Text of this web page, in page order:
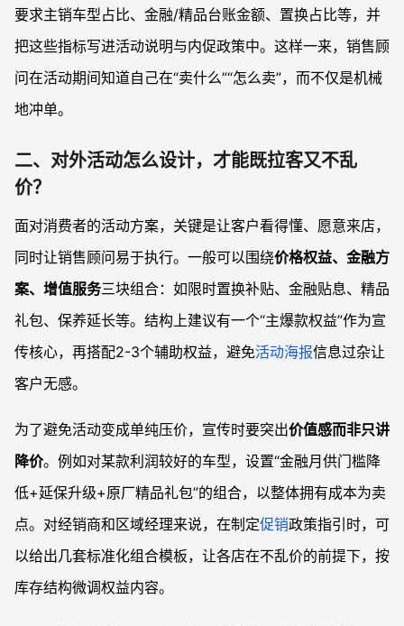
要求主销车型占比、金融/精品台账金额、置换占比等，并
把这些指标写进活动说明与内促政策中。这样一来，销售顾
问在活动期间知道自己在“卖什么”“怎么卖”，而不仅是机械
地冲单。
二、对外活动怎么设计，才能既拉客又不乱
价？
面对消费者的活动方案，关键是让客户看得懂、愿意来店，
同时让销售顾问易于执行。一般可以围绕价格权益、金融方
案、增值服务三块组合：如限时置换补贴、金融贴息、精品
礼包、保养延长等。结构上建议有一个“主爆款权益”作为宣
传核心，再搭配2-3个辅助权益，避免活动海报信息过杂让
客户无感。
为了避免活动变成单纯压价，宣传时要突出价值感而非只讲
降价。例如对某款利润较好的车型，设置“金融月供门槛降
低+延保升级+原厂精品礼包”的组合，以整体拥有成本为卖
点。对经销商和区域经理来说，在制定促销政策指引时，可
以给出几套标准化组合模板，让各店在不乱价的前提下，按
库存结构微调权益内容。